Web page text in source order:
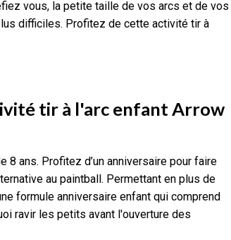
vous, la petite taille de vos arcs et de vos
difficiles. Profitez de cette activité tir à
tir à l'arc enfant Arrow
ans. Profitez d’un anniversaire pour faire
au paintball. Permettant en plus de
formule anniversaire enfant qui comprend
ravir les petits avant l'ouverture des